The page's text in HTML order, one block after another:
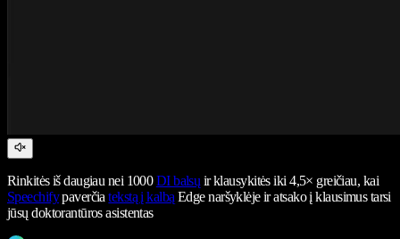
Rinkitės iš daugiau nei 1000DI balsų ir klausykitės iki 4,5× greičiau, kai
Speechifypaverčiatekstą į kalbą Edge naršyklėje ir atsako į klausimus tarsi
jūsų doktorantūros asistentas